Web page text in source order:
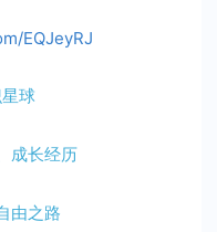
EQJeyRJ
球
成长经历
由之路